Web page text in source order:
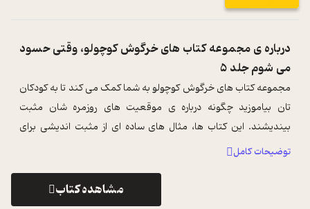
درباره یمجموعه کتاب های خرگوش کوچولو، وقتی حسود
می شوم جلد 5
مجموعه کتاب های خرگوش کوچولو به شما کمک می کند تا به کودکان
تان بیاموزید چگونه درباره ی موقعیت های روزمره شان مثبت
بیندیشند. این کتاب ها، مثال های ساده ای از مثبت اندیشی برای
کودکان را نیز با شما درمی ...
توضیحات کامل
مشاهده کتاب